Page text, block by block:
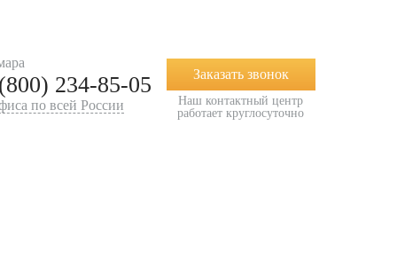
234-85-05
по всей России
Заказать звонок
Наш контактный центр
работает круглосуточно